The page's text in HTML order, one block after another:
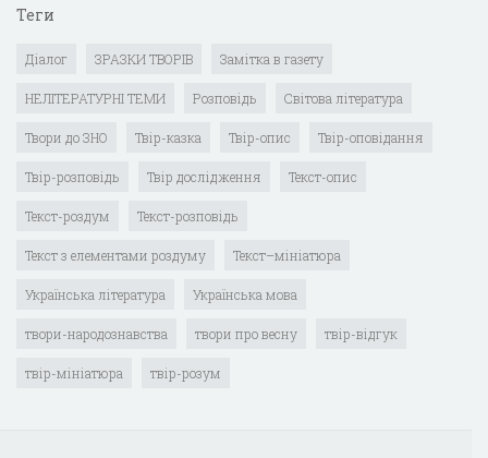
Теги
Діалог ЗРАЗКИ ТВОРІВ Замітка в газету
НЕЛІТЕРАТУРНІ ТЕМИ Розповідь Світова література
Твори до ЗНО Твір-казка Твір-опис Твір-оповідання
Твір-розповідь Твір дослідження Текст-опис
Текст-роздум Текст-розповідь
Текст з елементами роздуму Текст–мініатюра
Українська література Українська мова
твори-народознавства твори про весну твір-відгук
твір-мініатюра твір-розум